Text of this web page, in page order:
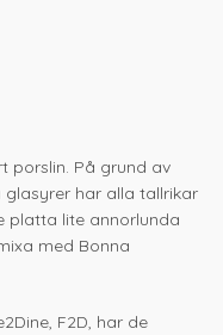
porslin. På grund av
har alla tallrikar
platta lite annorlunda
med Bonna
F2D, har de